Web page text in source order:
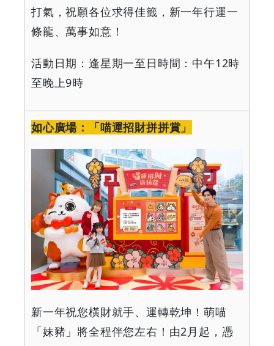
打氣，祝願各位求得佳籤，新一年行運一
條龍、萬事如意！
活動日期：逢星期一至日時間：中午12時
至晚上9時
如心廣場：「喵運招財拼拼賞」
新一年祝您橫財就手、運轉乾坤！萌喵
「妹豬」將全程伴您左右！由2月起，憑